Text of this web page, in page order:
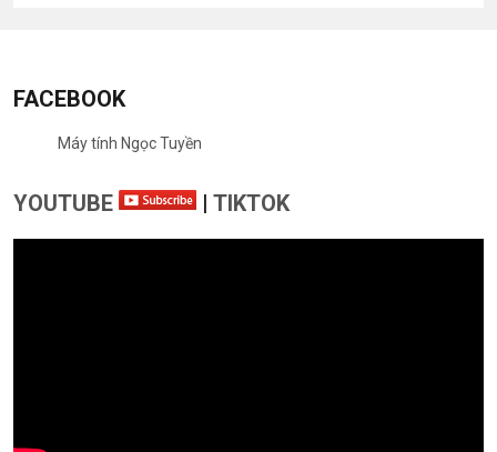
FACEBOOK
Máy tính Ngọc Tuyền
YOUTUBE | TIKTOK